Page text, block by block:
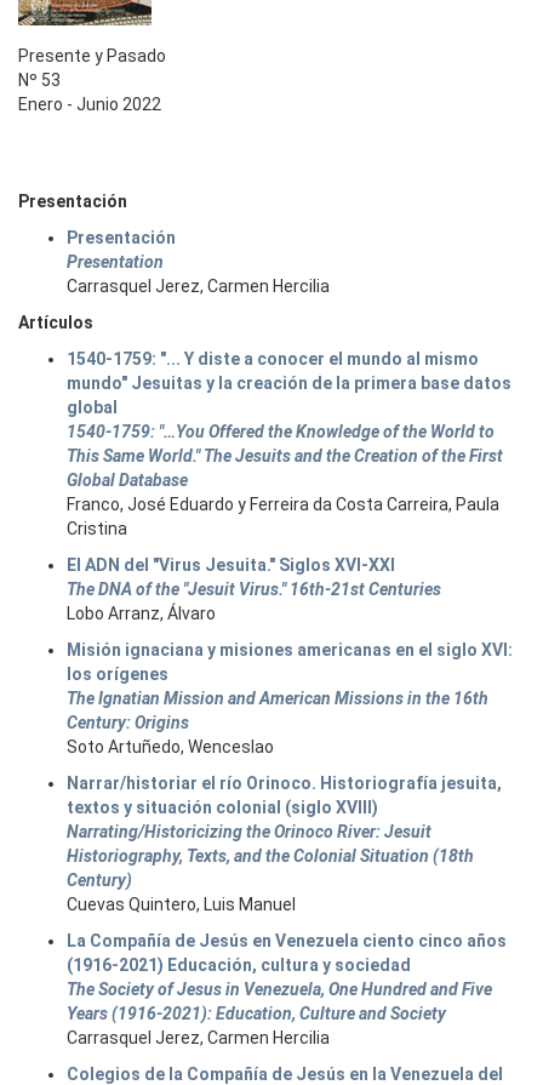
Presente y Pasado
Nº 53
Enero - Junio 2022
Presentación
Presentación
Presentation
Carrasquel Jerez, Carmen Hercilia
Artículos
1540-1759: "... Y diste a conocer el mundo al mismo
mundo" Jesuitas y la creación de la primera base datos
global
1540-1759: "…You Offered the Knowledge of the World to
This Same World." The Jesuits and the Creation of the First
Global Database
Franco, José Eduardo y Ferreira da Costa Carreira, Paula
Cristina
El ADN del "Virus Jesuita." Siglos XVI-XXI
The DNA of the "Jesuit Virus." 16th-21st Centuries
Lobo Arranz, Álvaro
Misión ignaciana y misiones americanas en el siglo XVI:
los orígenes
The Ignatian Mission and American Missions in the 16th
Century: Origins
Soto Artuñedo, Wenceslao
Narrar/historiar el río Orinoco. Historiografía jesuita,
textos y situación colonial (siglo XVIII)
Narrating/Historicizing the Orinoco River: Jesuit
Historiography, Texts, and the Colonial Situation (18th
Century)
Cuevas Quintero, Luis Manuel
La Compañía de Jesús en Venezuela ciento cinco años
(1916-2021) Educación, cultura y sociedad
The Society of Jesus in Venezuela, One Hundred and Five
Years (1916-2021): Education, Culture and Society
Carrasquel Jerez, Carmen Hercilia
Colegios de la Compañía de Jesús en la Venezuela del